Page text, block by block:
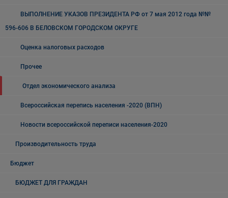
ВЫПОЛНЕНИЕ УКАЗОВ ПРЕЗИДЕНТА РФ от 7 мая 2012 года №№
596-606 В БЕЛОВСКОМ ГОРОДСКОМ ОКРУГЕ
Оценка налоговых расходов
Прочее
Отдел экономического анализа
Всероссийская перепись населения -2020 (ВПН)
Новости всероссийской переписи населения-2020
Производительность труда
Бюджет
БЮДЖЕТ ДЛЯ ГРАЖДАН